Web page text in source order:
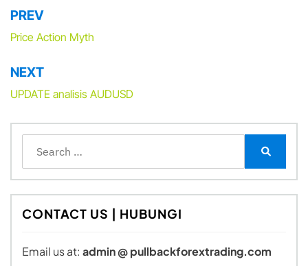
Post
navigation
PREV
Price Action Myth
NEXT
UPDATE analisis AUDUSD
for:
CONTACT US | HUBUNGI
Email us at: admin @ pullbackforextrading.com